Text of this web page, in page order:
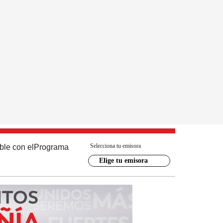
con el Programa Selecciona tu emisora
Elige tu emisora